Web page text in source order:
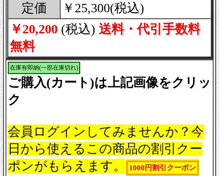
定価
￥25,300(税込)
￥20,200 (税込) 送料・代引手数料
無料
在庫有即納(一部在庫切れ)
ご購入(カート)は上記画像をクリッ
ク
会員ログインしてみませんか？今
日から使えるこの商品の割引クー
ポンがもらえます。
1000円割引クーポン